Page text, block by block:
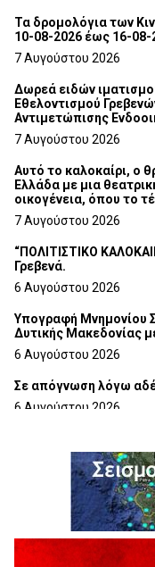
Τα δρομολόγια των
10-08-2026 έως 16-08-
7 Αυγούστου 2026
Δωρεά ειδών
Εθελοντισμού
Αντιμετώπισης
Τμήματος Γρεβενών
7 Αυγούστου 2026
Αυτό το καλοκαίρι, ο
Ελλάδα με μια
οικογένεια,
7 Αυγούστου 2026
“ΠΟΛΙΤΙΣΤΙΚΟ
Γρεβενά.
6 Αυγούστου 2026
Υπογραφή Μνημονίου
Δυτικής Μακεδονίας
6 Αυγούστου 2026
Σε απόγνωση λόγω
6 Αυγούστου 2026
6 Αυγούστου 2026
Ολοκληρώνεται η
6 Αυγούστου 2026
H παραδοχή λαθών